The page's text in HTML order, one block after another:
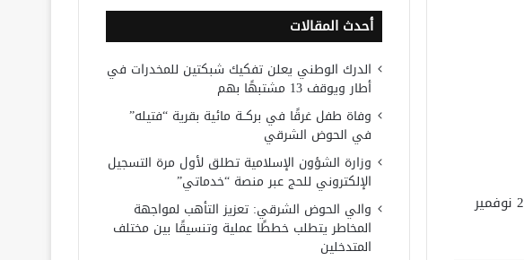
الذي صاحبه طرد لأحد الشباب من القاعة مما أثار لغطا في الساحة السياسية بين مكذب ومصدق.. 28 نوفمير
أحدث المقالات
الدرك الوطني يعلن تفكيك شبكتين للمخدرات في
أطار ويوقف 13 مشتبهًا بهم
وفاة طفل غرقًا في بركــة مائية بقرية “فتيله”
في الحوض الشرقي
وزارة الشؤون الإسلامية تطلق لأول مرة التسجيل
الإلكتروني للحج عبر منصة “خدماتي”
والي الحوض الشرقي: تعزيز التأهب لمواجهة
المخاطر يتطلب خططًا عملية وتنسيقًا بين مختلف
المتدخلين